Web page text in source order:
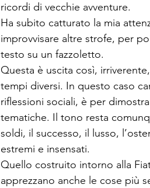
ricordi di vecchie avventure.
Ha subito catturato la mia
improvvisare altre strofe, per
testo su un fazzoletto.
Questa è uscita così,
tempi diversi. In questo caso
riflessioni sociali, è per
tematiche. Il tono resta
soldi, il successo, il lusso,
estremi e insensati.
Quello costruito intorno alla
apprezzano anche le cose più